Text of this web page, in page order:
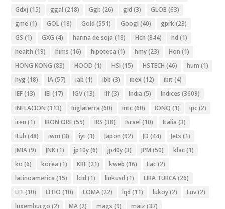
Gdxj (15) ggal (218) Ggb (26) gld (3) GLOB (63)
gme (1) GOL(18) Gold (551) Googl (40) gprk(23)
GS (1) GXG (4) harina de soja (18) Hch (844) hd (1)
health (19) hims (16) hipoteca (1) hmy(23) Hon (1)
HONG KONG (83) HOOD (1) HSI (15) HSTECH (46) hum (1)
hyg (18) IA(57) iab (1) ibb (3) ibex (12) ibit (4)
IEF(13) IEI (17) IGV(13) ilf(3) India (5) Indices (3609)
INFLACION (113) Inglaterra (60) intc(60) IONQ (1) ipc(2)
iren (1) IRON ORE(55) IRS (38) Israel (10) Italia (3)
Itub (48) iwm (3) iyt (1) Japon (92) JD (44) Jets (1)
JMIA(9) JNK(1) jp10y(6) jp40y(3) JPM (50) klac(1)
ko (6) korea (1) KRE(21) kweb (16) Lac(2)
latinoamerica (15) lcid (1) linkusd (1) LIRA TURCA(26)
LIT (10) LITIO (10) LOMA(22) lqd (11) lukoy(2) Luv(2)
luxemburgo (2) MA(2) mags (9) maiz (37)